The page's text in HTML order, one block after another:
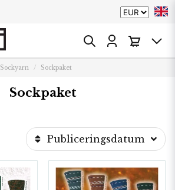
Sockyarn Sockpaket
Sockpaket
Publiceringsdatum